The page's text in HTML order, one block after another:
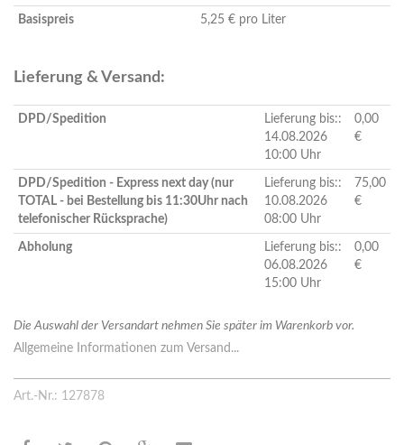
Basispreis 5,25 € pro Liter
Lieferung & Versand:
DPD/Spedition
Lieferung bis::
14.08.2026
10:00 Uhr
0,00
€
DPD/Spedition - Express next day (nur
TOTAL - bei Bestellung bis 11:30Uhr nach
telefonischer Rücksprache)
Lieferung bis::
10.08.2026
08:00 Uhr
75,00
€
Abholung
Lieferung bis::
06.08.2026
15:00 Uhr
0,00
€
Die Auswahl der Versandart nehmen Sie später im Warenkorb vor.
Allgemeine Informationen zum Versand...
Art.-Nr.: 127878